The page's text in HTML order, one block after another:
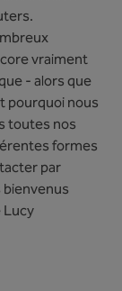
vraiment
- alors que
pourquoi nous
toutes nos
formes
par